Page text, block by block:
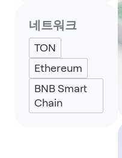
Eternl
UniSat
네트워크
TON
Ethereum
BNB Smart
Chain